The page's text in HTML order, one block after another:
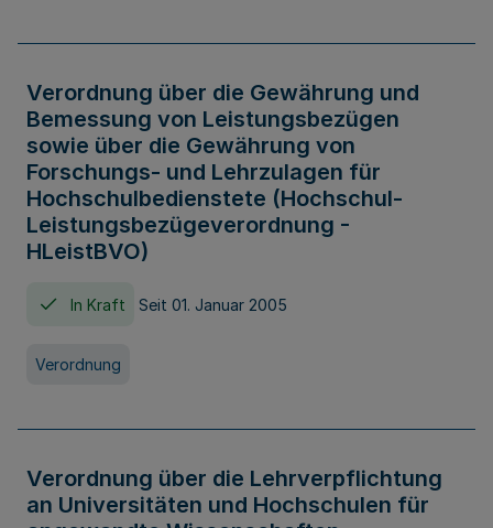
Verordnung über die Gewährung und
Bemessung von Leistungsbezügen
sowie über die Gewährung von
Forschungs- und Lehrzulagen für
Hochschulbedienstete (Hochschul-
Leistungsbezügeverordnung -
HLeistBVO)
In Kraft Seit 01. Januar 2005
Verordnung
Verordnung über die Lehrverpflichtung
an Universitäten und Hochschulen für